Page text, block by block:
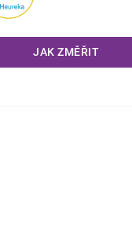
JAK ZMĚŘIT